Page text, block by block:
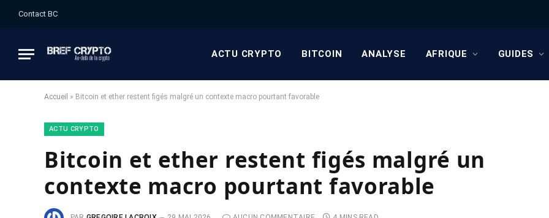
Contact BC
ACTU CRYPTO BITCOIN ANALYSE AFRIQUE GUIDES
Accueil » Bitcoin et ether restent figés malgré un contexte macro pourtant favorable
ACTU CRYPTO
Bitcoin et ether restent figés malgré un
contexte macro pourtant favorable